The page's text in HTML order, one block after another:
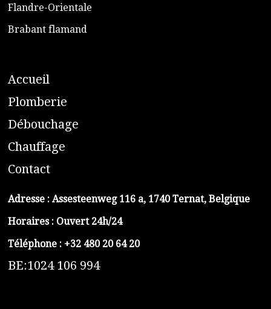
​Flandre-Orientale
​Brabant flamand
Accueil
​Plomberie
Débouchage
Chauffage
Contact
Adresse : Assesteenweg 116 a, 1740 Ternat, Belgique
Horaires : Ouvert 24h/24
Téléphone : +32 480 20 64 20
BE:1024 106 994